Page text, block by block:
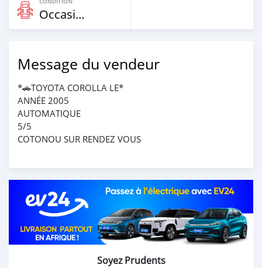
Occasion
Message du vendeur
*🚗TOYOTA COROLLA LE*
ANNÉE 2005
AUTOMATIQUE
5/5
COTONOU SUR RENDEZ VOUS
Soyez Prudents